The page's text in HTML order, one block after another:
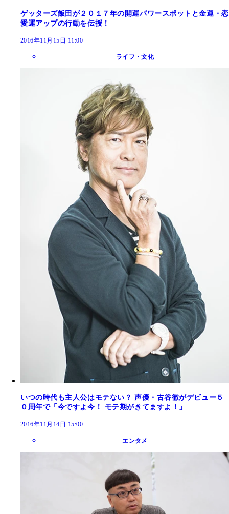
ゲッターズ飯田が２０１７年の開運パワースポットと金運・恋
愛運アップの行動を伝授！
2016年11月15日 11:00
ライフ・文化
いつの時代も主人公はモテない？ 声優・古谷徹がデビュー５
０周年で「今ですよ今！ モテ期がきてますよ！」
2016年11月14日 15:00
エンタメ